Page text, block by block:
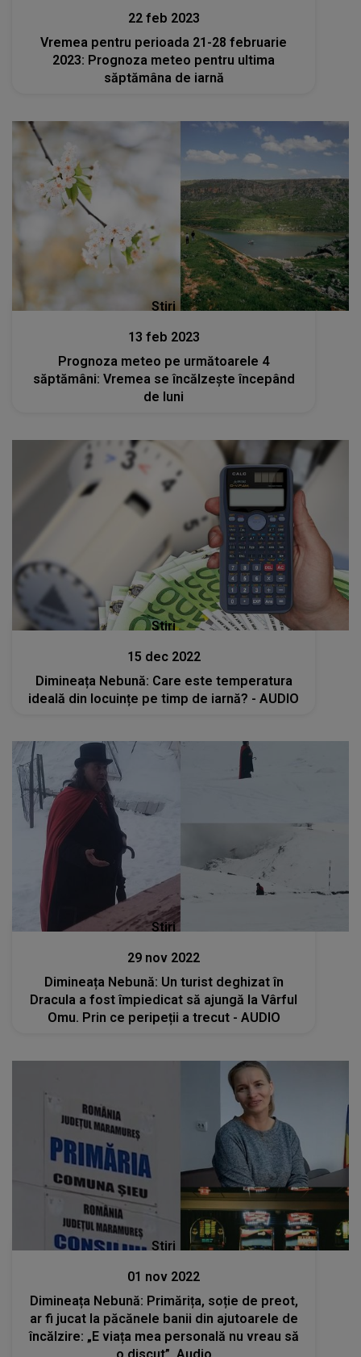
22 feb 2023
Vremea pentru perioada 21-28 februarie
2023: Prognoza meteo pentru ultima
săptămâna de iarnă
Stiri
13 feb 2023
Prognoza meteo pe următoarele 4
săptămâni: Vremea se încălzește începând
de luni
Stiri
15 dec 2022
Dimineața Nebună: Care este temperatura
ideală din locuințe pe timp de iarnă? - AUDIO
Stiri
29 nov 2022
Dimineața Nebună: Un turist deghizat în
Dracula a fost împiedicat să ajungă la Vârful
Omu. Prin ce peripeții a trecut - AUDIO
Stiri
01 nov 2022
Dimineața Nebună: Primărița, soție de preot,
ar fi jucat la păcănele banii din ajutoarele de
încălzire: „E viața mea personală nu vreau să